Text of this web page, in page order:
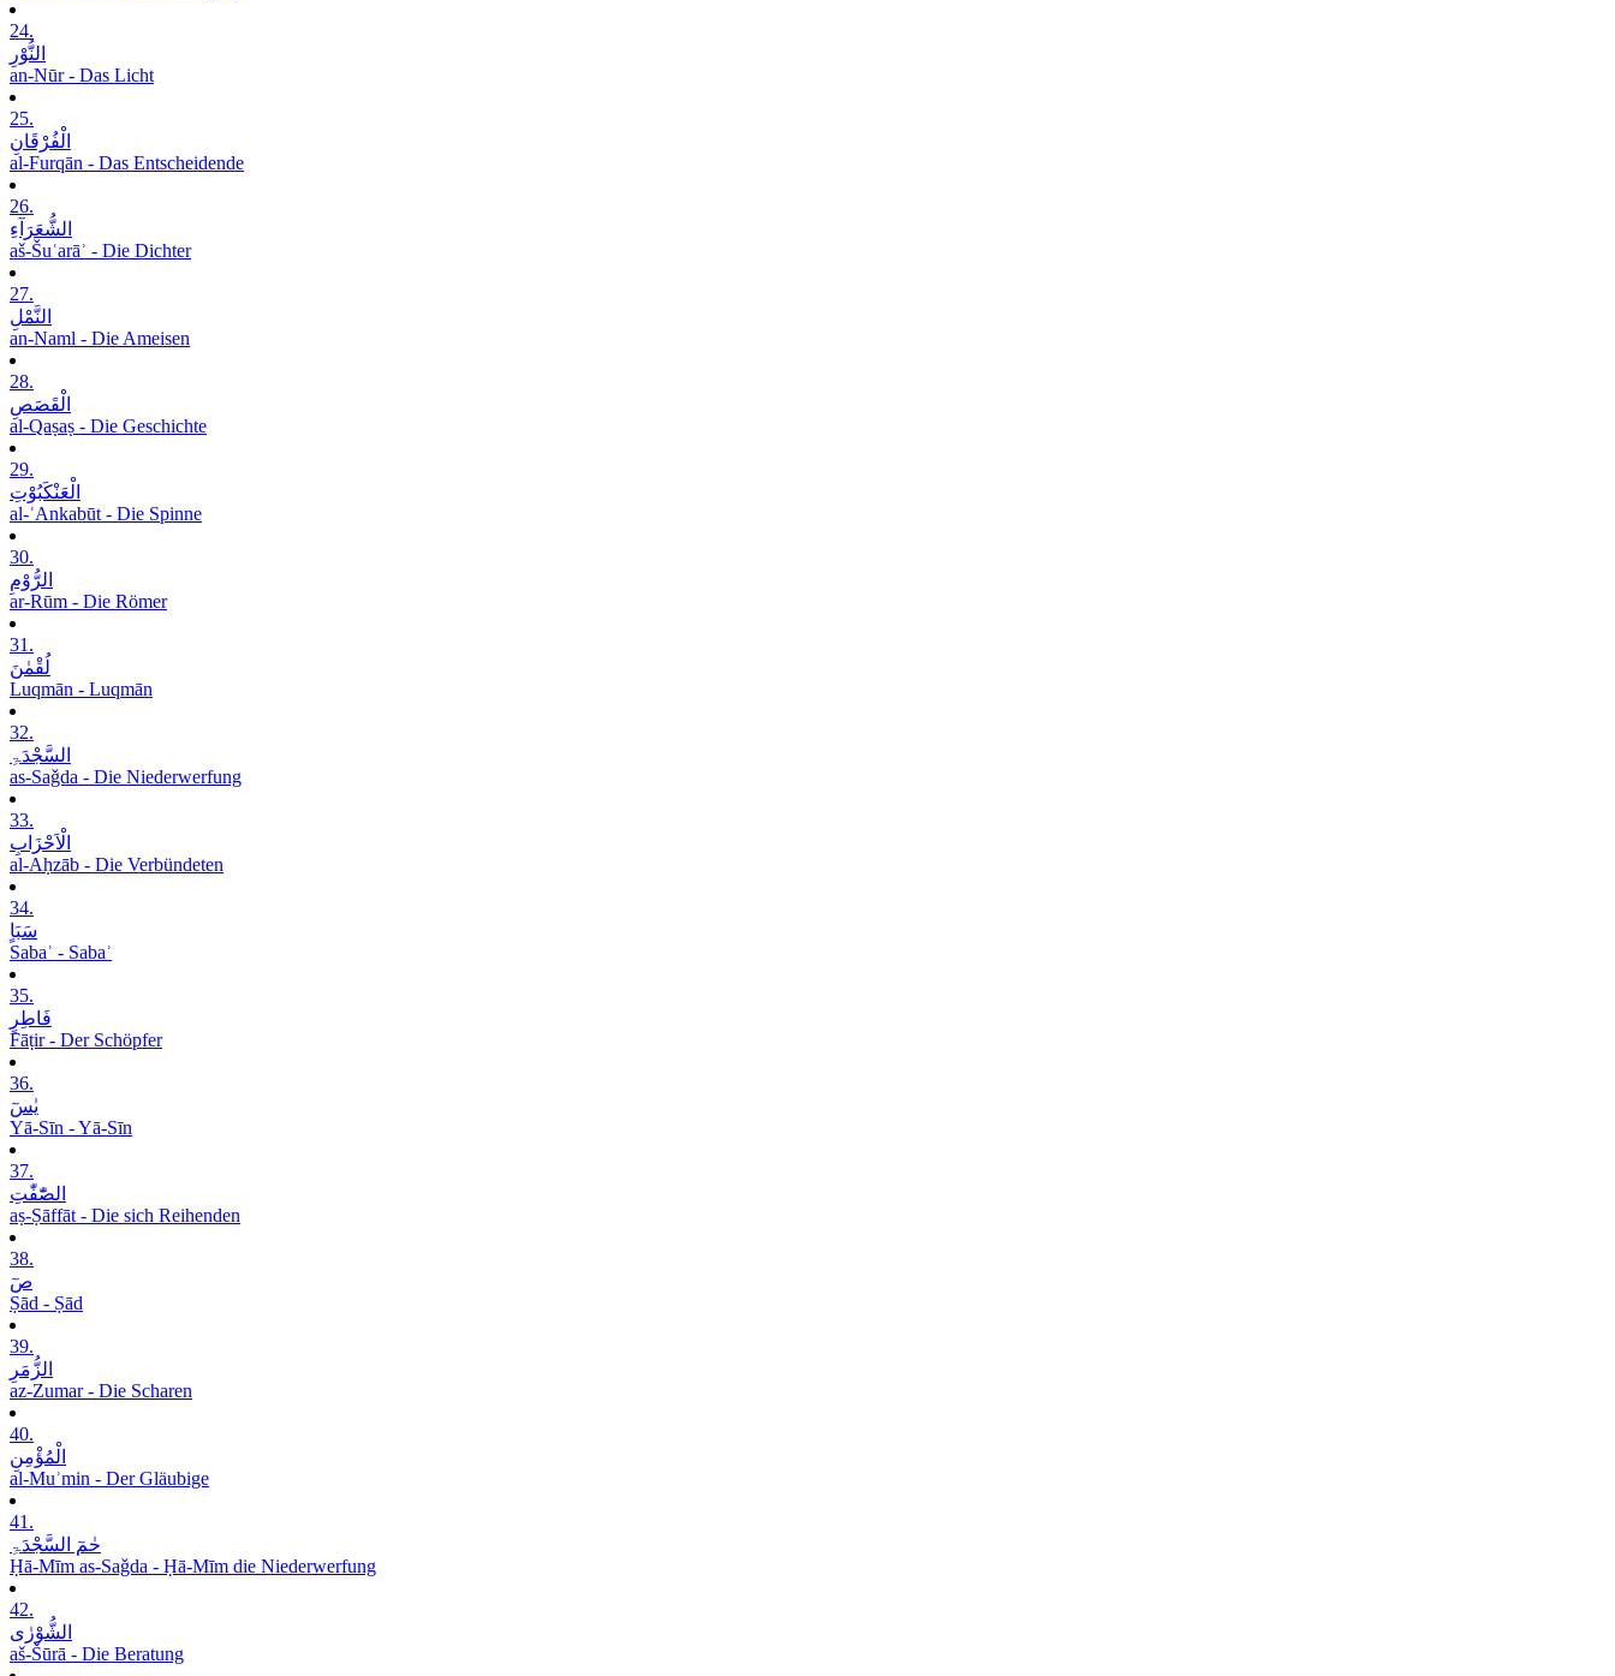
24.
النُّوْرِ
an-Nūr - Das Licht
25.
الْفُرْقَانِ
al-Furqān - Das Entscheidende
26.
الشُّعَرَآءِ
aš-Šuʿarāʾ - Die Dichter
27.
النَّمْلِ
an-Naml - Die Ameisen
28.
الْقَصَصِ
al-Qaṣaṣ - Die Geschichte
29.
الْعَنْکَبُوْتِ
al-ʿAnkabūt - Die Spinne
30.
الرُّوْمِ
ar-Rūm - Die Römer
31.
لُقْمٰنَ
Luqmān - Luqmān
32.
السَّجْدَۃِ
as-Saǧda - Die Niederwerfung
33.
الْاَحْزَابِ
al-Aḥzāb - Die Verbündeten
34.
سَبَاٍ
Sabaʾ - Sabaʾ
35.
فَاطِرٍ
Fāṭir - Der Schöpfer
36.
یٰسٓ
Yā-Sīn - Yā-Sīn
37.
الصّٰٓفّٰتِ
aṣ-Ṣāffāt - Die sich Reihenden
38.
صٓ
Ṣād - Ṣād
39.
الزُّمَرِ
az-Zumar - Die Scharen
40.
الْمُؤْمِنِ
al-Muʾmin - Der Gläubige
41.
حٰمٓ السَّجْدَۃِ
Ḥā-Mīm as-Saǧda - Ḥā-Mīm die Niederwerfung
42.
الشُّوْرٰی
aš-Šūrā - Die Beratung